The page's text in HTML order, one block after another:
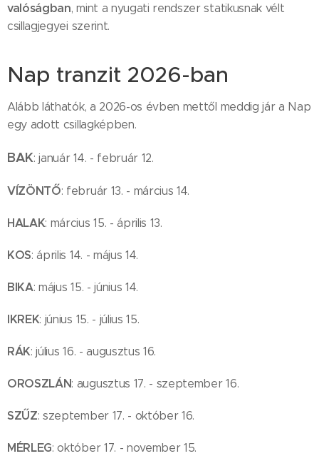
valóságban, mint a nyugati rendszer statikusnak vélt
csillagjegyei szerint.
Nap tranzit 2026-ban
Alább láthatók, a 2026-os évben mettől meddig jár a Nap
egy adott csillagképben.
BAK: január 14. - február 12.
VÍZÖNTŐ: február 13. - március 14.
HALAK: március 15. - április 13.
KOS: április 14. - május 14.
BIKA: május 15. - június 14.
IKREK: június 15. - július 15.
RÁK: július 16. - augusztus 16.
OROSZLÁN: augusztus 17. - szeptember 16.
SZŰZ: szeptember 17. - október 16.
MÉRLEG: október 17. - november 15.